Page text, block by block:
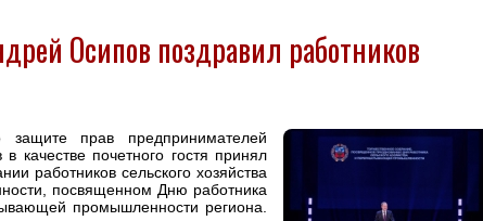
Осипов поздравил работников
прав предпринимателей
качестве почетного гостя принял
работников сельского хозяйства
посвященном Дню работника
промышленности региона.